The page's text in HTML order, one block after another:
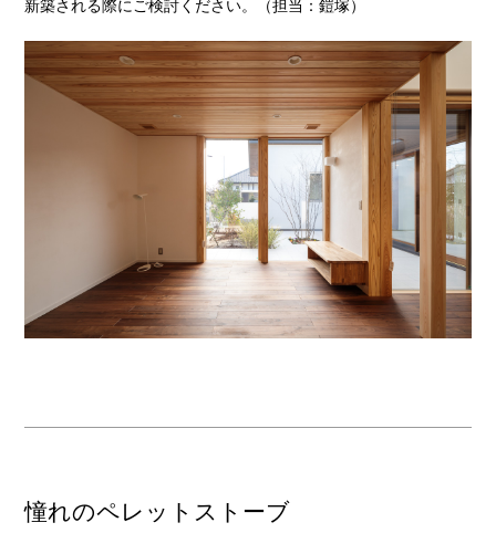
新築される際にご検討ください。（担当：鎧塚）
憧れのペレットストーブ